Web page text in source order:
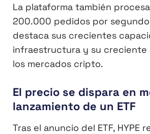
La plataforma también
200.000 pedidos por
destaca sus crecientes
infraestructura y su creciente
los mercados cripto.
El precio se dispara en
lanzamiento de un ETF
Tras el anuncio del ETF, HYPE